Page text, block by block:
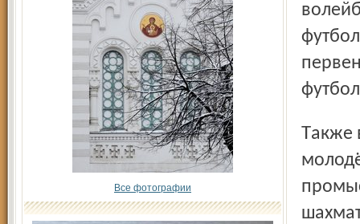
Все фотографии
Также в рамках празднования Дня города пройдут